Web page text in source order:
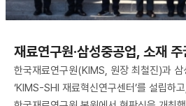
재료연구원·삼성중공업, 소재
한국재료연구원(KIMS, 원장 최철진)과
‘KIMS-SHI 재료혁신연구센터’를 설립하